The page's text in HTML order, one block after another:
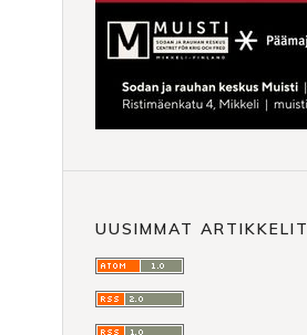
UUSIMMAT ARTIKKELIT